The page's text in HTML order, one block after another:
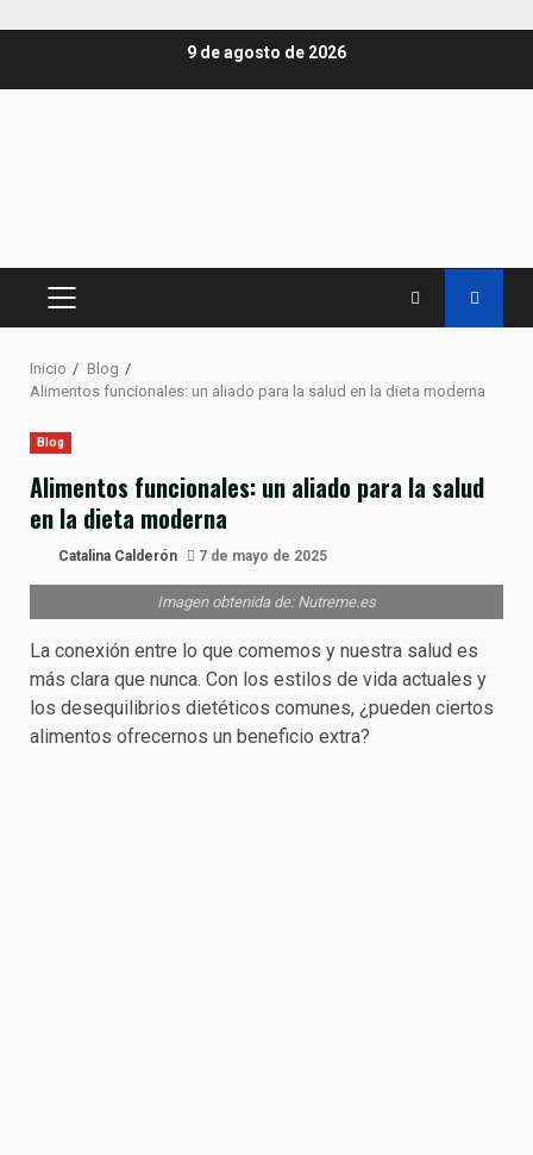
9 de agosto de 2026
MENÚ
Inicio
Blog
Alimentos funcionales: un aliado para la salud en la dieta moderna
Blog
Alimentos funcionales: un aliado para la salud
en la dieta moderna
Catalina Calderón 7 de mayo de 2025
Imagen obtenida de: Nutreme.es
La conexión entre lo que comemos y nuestra salud es
más clara que nunca. Con los estilos de vida actuales y
los desequilibrios dietéticos comunes, ¿pueden ciertos
alimentos ofrecernos un beneficio extra?